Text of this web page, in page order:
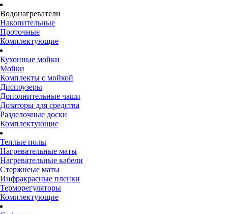
Водонагреватели
Накопительные
Проточные
Комплектующие
Кухонные мойки
Мойки
Комплекты с мойкой
Диспоузеры
Дополнительные чаши
Дозаторы для средства
Разделочные доски
Комплектующие
Теплые полы
Нагревательные маты
Нагревательные кабели
Стержнеые маты
Инфракрасные пленки
Терморегуляторы
Комплектующие